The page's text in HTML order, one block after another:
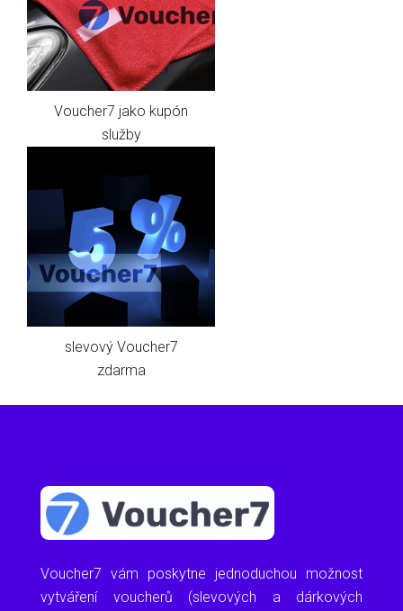
Voucher7 jako kupón
služby
slevový Voucher7
zdarma
Voucher7 vám poskytne jednoduchou možnost
vytváření voucherů (slevových a dárkových